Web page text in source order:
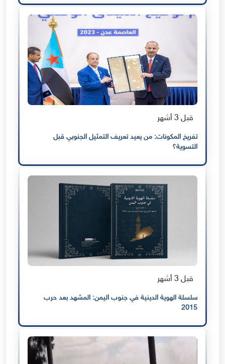
قبل 3 أشهر
تفريخ المكونات: من يعيد تعريف التمثيل الجنوبي قبل
التسوية؟
قبل 3 أشهر
سلسلة الهوية الدينية في جنوب اليمن: المشهد بعد حرب
2015